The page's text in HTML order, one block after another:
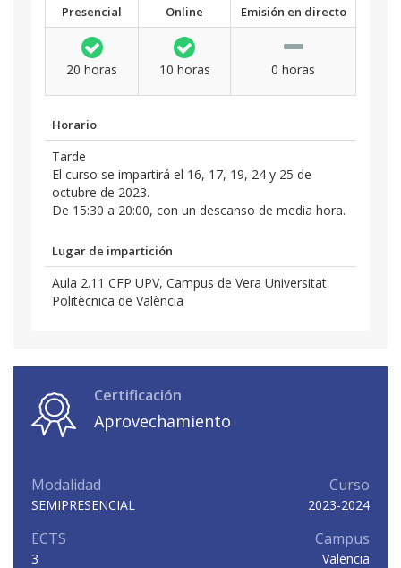
Presencial Online Emisión en directo
20 horas 10 horas 0 horas
Horario
Tarde
El curso se impartirá el 16, 17, 19, 24 y 25 de
octubre de 2023.
De 15:30 a 20:00, con un descanso de media hora.
Lugar de impartición
Aula 2.11 CFP UPV, Campus de Vera Universitat
Politècnica de València
Certificación
Aprovechamiento
Modalidad
SEMIPRESENCIAL
Curso
2023-2024
ECTS
3
Campus
Valencia